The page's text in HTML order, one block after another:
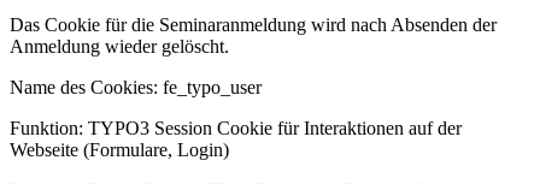
Das Cookie für die Seminaranmeldung wird nach Absenden der
Anmeldung wieder gelöscht.
Name des Cookies: fe_typo_user
Funktion: TYPO3 Session Cookie für Interaktionen auf der
Webseite (Formulare, Login)